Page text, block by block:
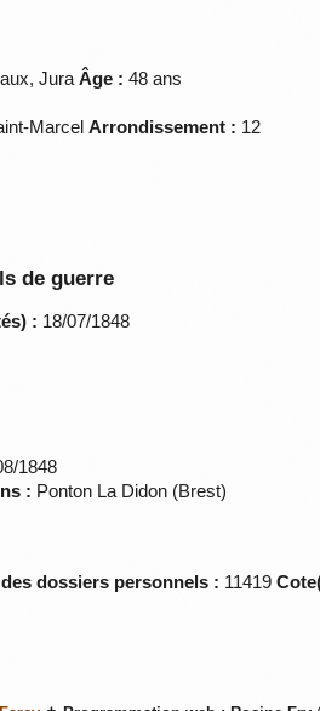
Jura Âge : 48 ans
MarcelArrondissement : 12
de guerre
: 18/07/1848
1848
: Ponton La Didon (Brest)
dossiers personnels : 11419